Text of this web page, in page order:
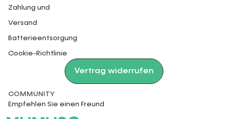
Zahlung und
Versand
Batterieentsorgung
Cookie-Richtlinie
Vertrag widerrufen
COMMUNITY
Empfehlen Sie einen Freund